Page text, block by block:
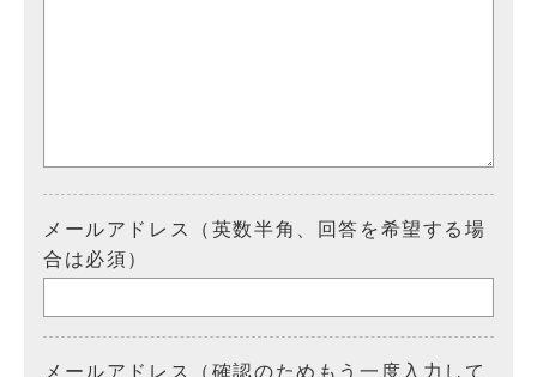
メールアドレス（英数半角、回答を希望する場
合は必須）
メールアドレス（確認のためもう一度入力して